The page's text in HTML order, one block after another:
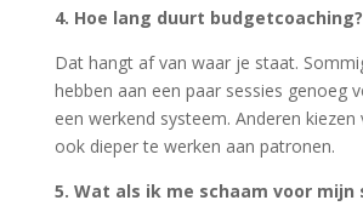
4. Hoe lang duurt budgetcoaching?
Dat hangt af van waar je staat.
hebben aan een paar sessies genoeg
een werkend systeem. Anderen
ook dieper te werken aan patronen.
5. Wat als ik me schaam voor mijn